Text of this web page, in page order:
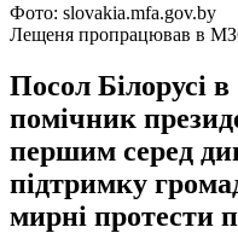
Фото: slovakia.mfa.gov.by
Лещеня пропрацював в
Посол Білорусі
помічник
першим серед
підтримку
мирні протести